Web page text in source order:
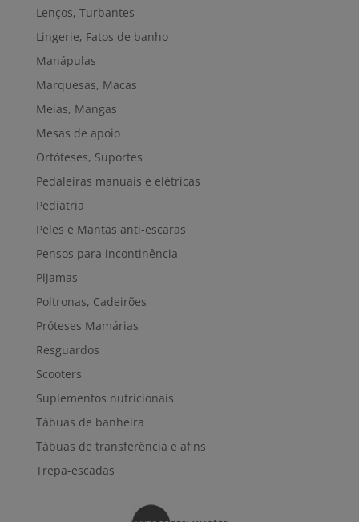
Lenços, Turbantes
Lingerie, Fatos de banho
Manápulas
Marquesas, Macas
Meias, Mangas
Mesas de apoio
Ortóteses, Suportes
Pedaleiras manuais e elétricas
Pediatria
Peles e Mantas anti-escaras
Pensos para incontinência
Pijamas
Poltronas, Cadeirões
Próteses Mamárias
Resguardos
Scooters
Suplementos nutricionais
Tábuas de banheira
Tábuas de transferência e afins
Trepa-escadas